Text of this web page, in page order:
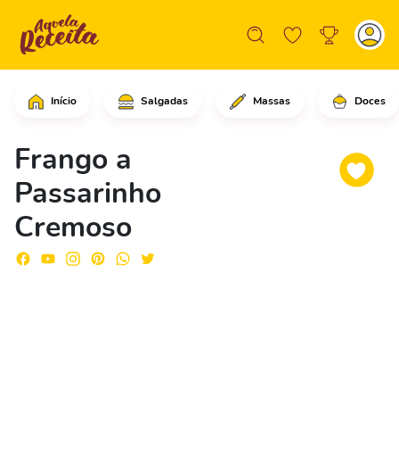
Início Salgadas Massas Doces
Frango a
Passarinho
Cremoso
Em uma frigideira grande com o